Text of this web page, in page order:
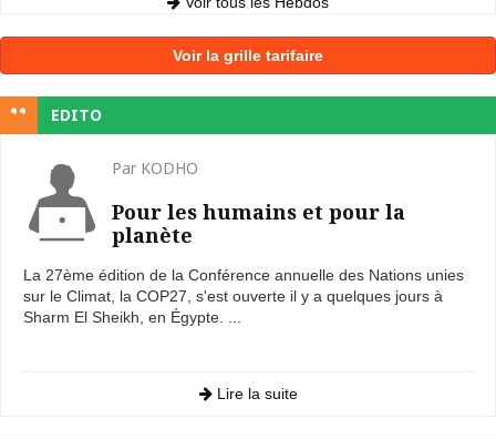
Voir la grille tarifaire
EDITO
Par KODHO
Pour les humains et pour la
planète
La 27ème édition de la Conférence annuelle des Nations unies
sur le Climat, la COP27, s'est ouverte il y a quelques jours à
Sharm El Sheikh, en Égypte. ...
Lire la suite